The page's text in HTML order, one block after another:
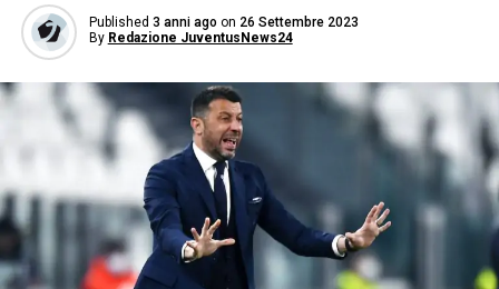
Published 3 anni ago on 26 Settembre 2023
By Redazione JuventusNews24